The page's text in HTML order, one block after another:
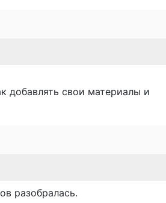
добавлять свои материалы и
разобралась.